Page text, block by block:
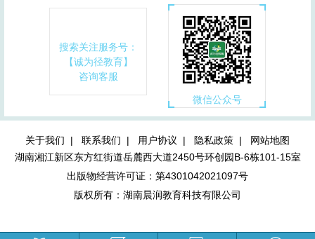
搜索关注服务号：
【诚为径教育】
咨询客服
微信公众号
关于我们 | 联系我们 | 用户协议 | 隐私政策 |
网站地图
湖南湘江新区东方红街道岳麓西大道2450号环创园B-6栋101-15室
出版物经营许可证：第4301042021097号
版权所有：湖南晨润教育科技有限公司